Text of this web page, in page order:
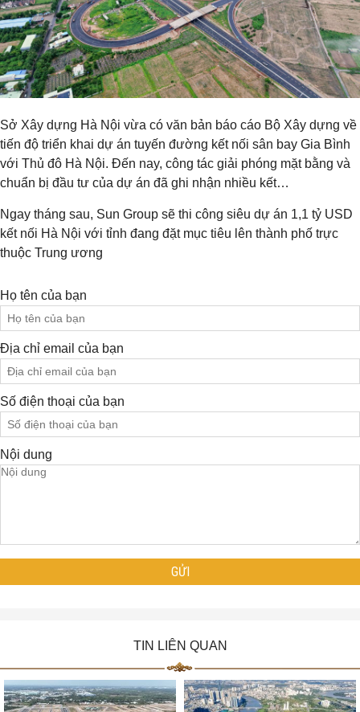
Sở Xây dựng Hà Nội vừa có văn bản báo cáo Bộ Xây dựng về
tiến độ triển khai dự án tuyến đường kết nối sân bay Gia Bình
với Thủ đô Hà Nội. Đến nay, công tác giải phóng mặt bằng và
chuẩn bị đầu tư của dự án đã ghi nhận nhiều kết…
Ngay tháng sau, Sun Group sẽ thi công siêu dự án 1,1 tỷ USD
kết nối Hà Nội với tỉnh đang đặt mục tiêu lên thành phố trực
thuộc Trung ương
Họ tên của bạn
Địa chỉ email của bạn
Số điện thoại của bạn
Nội dung
TIN LIÊN QUAN